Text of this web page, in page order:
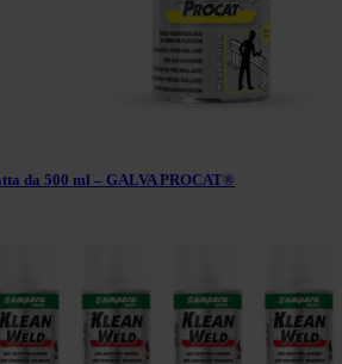
da 500 ml – GALVA PROCAT®